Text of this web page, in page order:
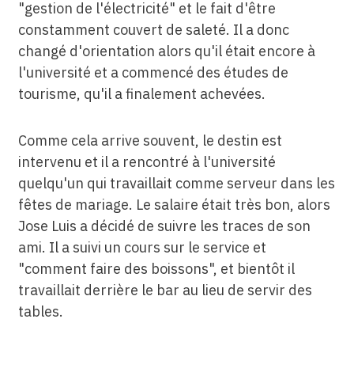
"gestion de l'électricité" et le fait d'être
constamment couvert de saleté. Il a donc
changé d'orientation alors qu'il était encore à
l'université et a commencé des études de
tourisme, qu'il a finalement achevées.
Comme cela arrive souvent, le destin est
intervenu et il a rencontré à l'université
quelqu'un qui travaillait comme serveur dans les
fêtes de mariage. Le salaire était très bon, alors
Jose Luis a décidé de suivre les traces de son
ami. Il a suivi un cours sur le service et
"comment faire des boissons", et bientôt il
travaillait derrière le bar au lieu de servir des
tables.